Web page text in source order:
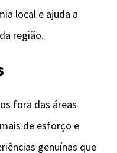
local e ajuda a
região.
fora das áreas
de esforço e
genuínas que